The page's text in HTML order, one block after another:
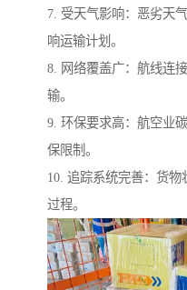
7. 受天气影响：恶劣天
响运输计划。
8. 网络覆盖广：航线连
输。
9. 环保要求高：航空业
保限制。
10. 追踪系统完善：货
过程。